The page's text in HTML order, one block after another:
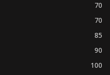
70
70
85
90
100